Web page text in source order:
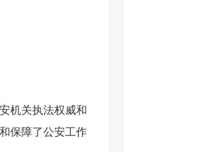
机关执法权威和
保障了公安工作